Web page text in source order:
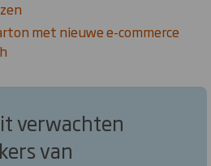
met nieuwe e-commerce
verwachten
van